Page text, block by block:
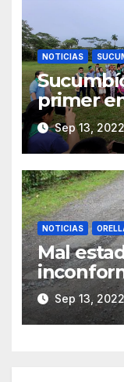
NOTICIAS
primer
guardias
Sep 13,
NOTICIAS
Mal
Sep 13,